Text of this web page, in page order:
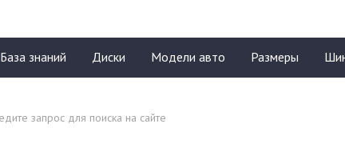
База знаний Диски Модели авто Размеры